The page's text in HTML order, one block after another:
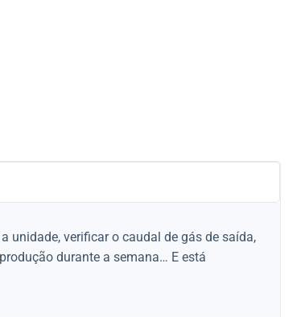
unidade, verificar o caudal de gás de saída,
durante a semana… E está